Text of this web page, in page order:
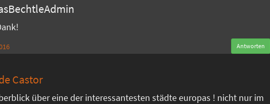
Antworten
Castor
über eine der interessantesten städte europas ! nicht nur im